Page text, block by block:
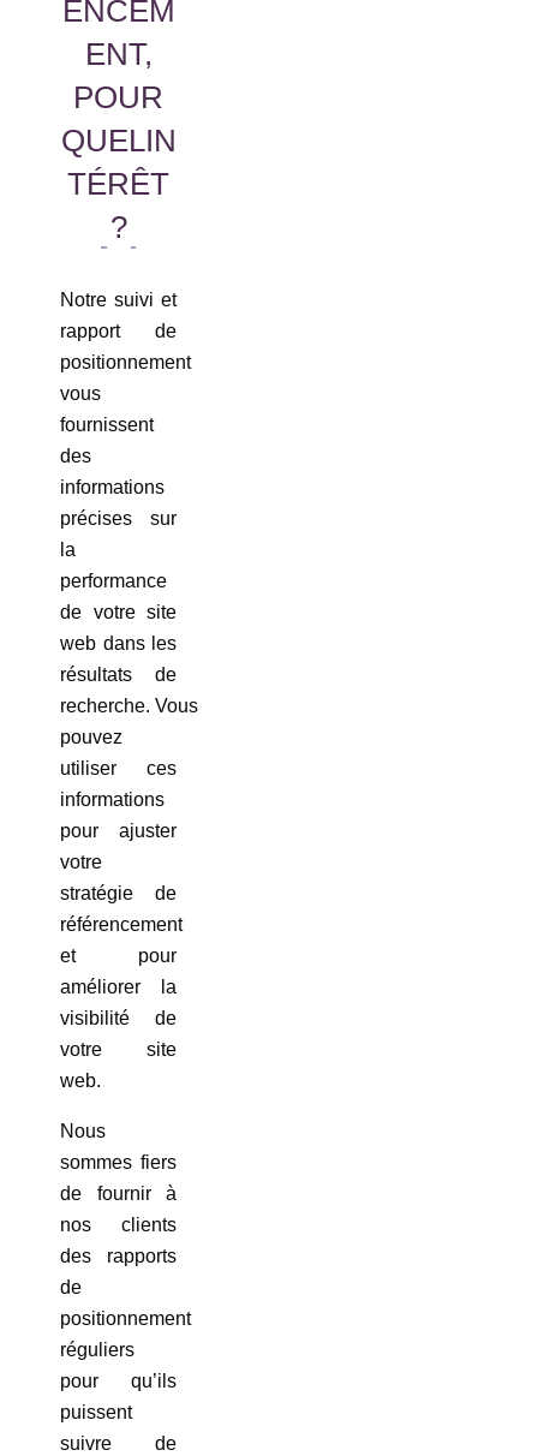
ENCEM
ENT,
POUR
QUELIN
TÉRÊT
?
Notre suivi et
rapport de
positionnement
vous
fournissent
des
informations
précises sur
la
performance
de votre site
web dans les
résultats de
recherche. Vous
pouvez
utiliser ces
informations
pour ajuster
votre
stratégie de
référencement
et pour
améliorer la
visibilité de
votre site
web.
Nous
sommes fiers
de fournir à
nos clients
des rapports
de
positionnement
réguliers
pour qu’ils
puissent
suivre de